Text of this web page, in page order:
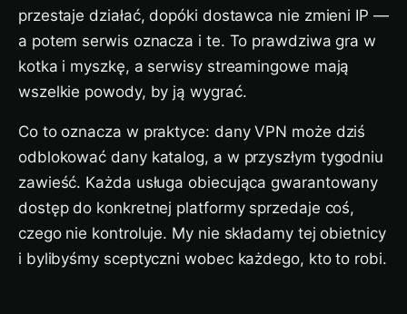
przestaje działać, dopóki dostawca nie zmieni IP —
a potem serwis oznacza i te. To prawdziwa gra w
kotka i myszkę, a serwisy streamingowe mają
wszelkie powody, by ją wygrać.
Co to oznacza w praktyce: dany VPN może dziś
odblokować dany katalog, a w przyszłym tygodniu
zawieść. Każda usługa obiecująca gwarantowany
dostęp do konkretnej platformy sprzedaje coś,
czego nie kontroluje. My nie składamy tej obietnicy
i bylibyśmy sceptyczni wobec każdego, kto to robi.